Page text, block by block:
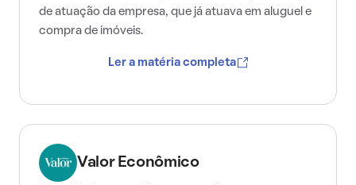
de atuação da empresa, que já atuava em aluguel e
compra de imóveis.
Ler a matéria completa
Valor Econômico